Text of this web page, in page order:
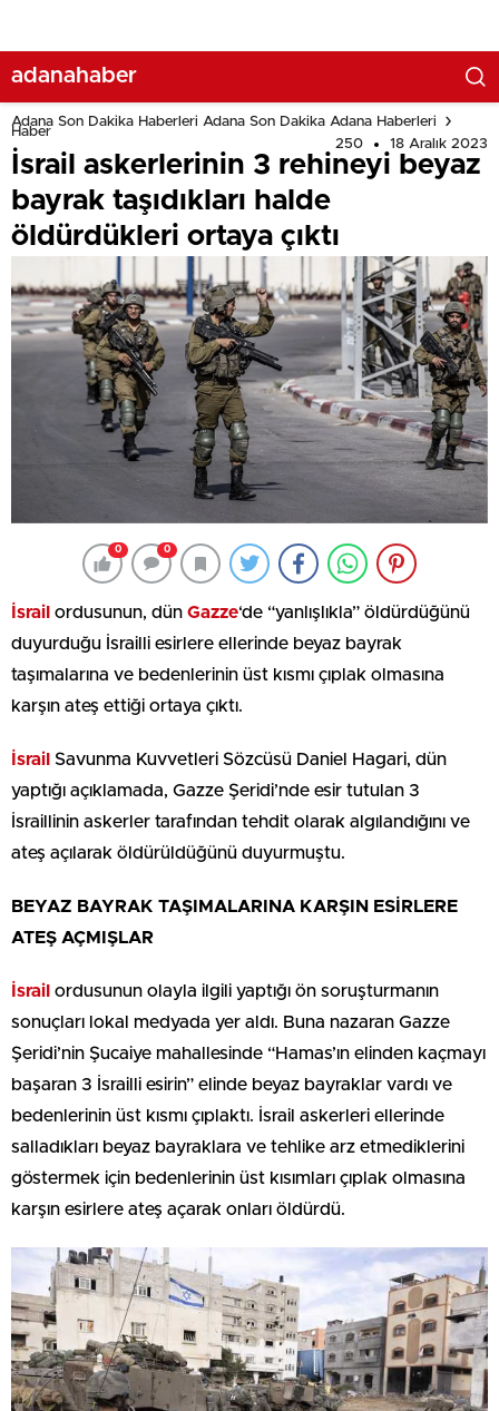
adanahaber
Adana Son Dakika Haberleri Adana Son Dakika Adana Haberleri
Haber
250
18 Aralık 2023
İsrail askerlerinin 3 rehineyi beyaz
bayrak taşıdıkları halde
öldürdükleri ortaya çıktı
0 0
İsrail ordusunun, dün Gazze‘de “yanlışlıkla” öldürdüğünü
duyurduğu İsrailli esirlere ellerinde beyaz bayrak
taşımalarına ve bedenlerinin üst kısmı çıplak olmasına
karşın ateş ettiği ortaya çıktı.
İsrail Savunma Kuvvetleri Sözcüsü Daniel Hagari, dün
yaptığı açıklamada, Gazze Şeridi’nde esir tutulan 3
İsraillinin askerler tarafından tehdit olarak algılandığını ve
ateş açılarak öldürüldüğünü duyurmuştu.
BEYAZ BAYRAK TAŞIMALARINA KARŞIN ESİRLERE
ATEŞ AÇMIŞLAR
İsrail ordusunun olayla ilgili yaptığı ön soruşturmanın
sonuçları lokal medyada yer aldı. Buna nazaran Gazze
Şeridi’nin Şucaiye mahallesinde “Hamas’ın elinden kaçmayı
başaran 3 İsrailli esirin” elinde beyaz bayraklar vardı ve
bedenlerinin üst kısmı çıplaktı. İsrail askerleri ellerinde
salladıkları beyaz bayraklara ve tehlike arz etmediklerini
göstermek için bedenlerinin üst kısımları çıplak olmasına
karşın esirlere ateş açarak onları öldürdü.